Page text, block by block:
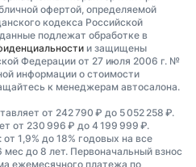
офертой, определяемой
кодекса Российской
подлежат обработке в
и защищены
Федерации от 27 июля 2006 г. №
информации о стоимости
к менеджерам автосалона.
от 242 790 ₽ до 5 052 258 ₽.
от 230 996 ₽ до 4 199 999 ₽.
1,9% до 18% годовых на все
до 8 лет. Первоначальный взнос
ежемесячного платежа по